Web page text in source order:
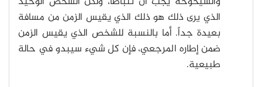
الذي يرى ذلك هو ذلك الذي يقيس الزمن من مسافة
بعيدة جداً. أما بالنسبة للشخص الذي يقيس الزمن
ضمن إطاره المرجعي، فإن كل شيء سيبدو في حالة
طبيعية.